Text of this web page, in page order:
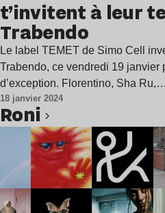
t’invitent à leur
Trabendo
Le label TEMET de Simo Cell
Trabendo, ce vendredi 19 janvier
d’exception. Florentino, Sha Ru,…
18 janvier 2024
Roni